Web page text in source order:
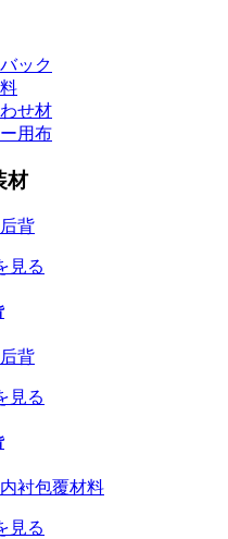
ック
せ材
用布
材
見る
見る
見る